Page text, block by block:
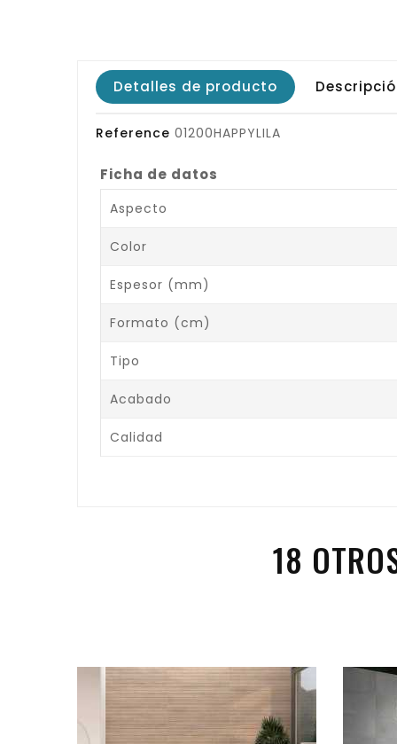
Detalles de producto
Reference 01200HAPPYLILA
Ficha de datos
Aspecto
Color
Espesor (mm)
Formato (cm)
Tipo
Acabado
Calidad
18